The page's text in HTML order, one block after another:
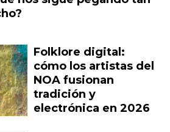
Folklore digital:
cómo los artistas del
NOA fusionan
tradición y
electrónica en 2026